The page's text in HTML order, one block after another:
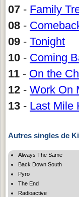
07 - Family
08 -
09 - Tonight
10 - Coming
11 - On the
12 - Work On
13 - Last Mile
Autres singles de
Always The Same
Back Down South
Pyro
The End
Radioactive